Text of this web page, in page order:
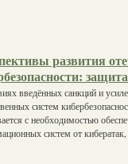
развития
введённых санкций и
систем
с необходимостью
систем от